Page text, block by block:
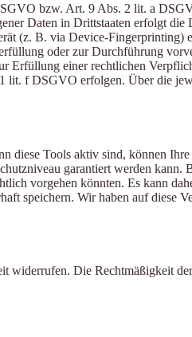
bzw. Art. 9 Abs. 2 lit. a
Daten in Drittstaaten erfolgt die
(z. B. via Device-Fingerprinting)
oder zur Durchführung
Erfüllung einer rechtlichen
lit. f DSGVO erfolgen. Über die
diese Tools aktiv sind, können Ihre
garantiert werden kann.
vorgehen könnten. Es kann
speichern. Wir haben auf diese
widerrufen. Die Rechtmäßigkeit